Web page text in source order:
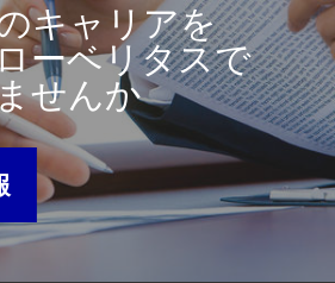
キャリアを
ーベリタスで
せんか